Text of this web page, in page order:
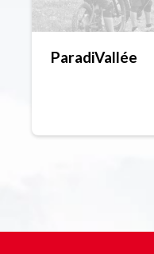
ParadiVallée